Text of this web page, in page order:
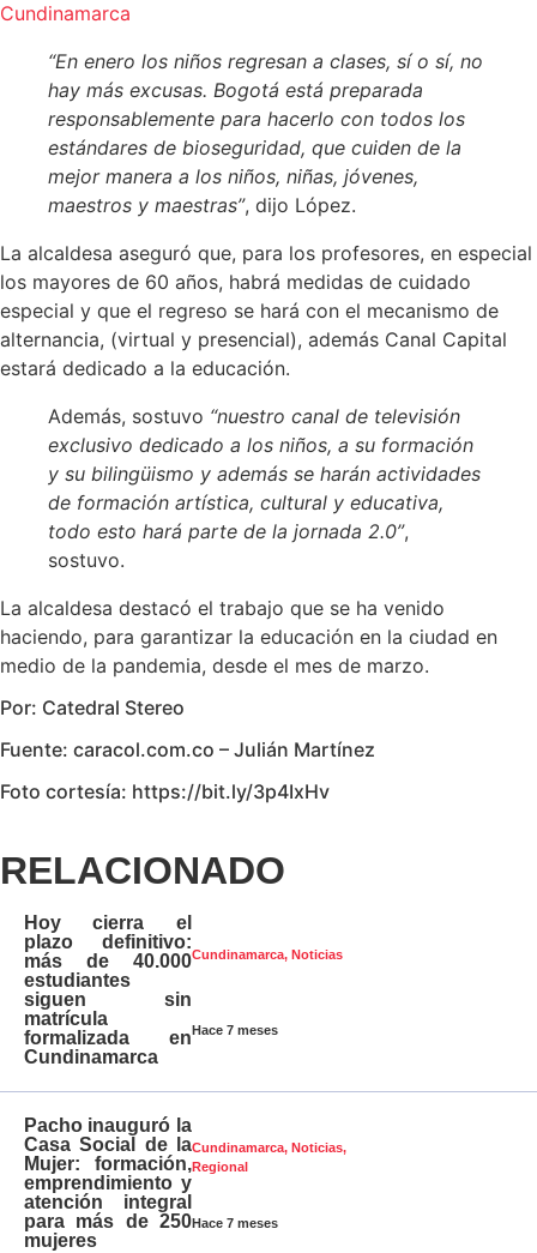
Cundinamarca
“En enero los niños regresan a clases, sí o sí, no
hay más excusas. Bogotá está preparada
responsablemente para hacerlo con todos los
estándares de bioseguridad, que cuiden de la
mejor manera a los niños, niñas, jóvenes,
maestros y maestras”, dijo López.
La alcaldesa aseguró que, para los profesores, en especial
los mayores de 60 años, habrá medidas de cuidado
especial y que el regreso se hará con el mecanismo de
alternancia, (virtual y presencial), además Canal Capital
estará dedicado a la educación.
Además, sostuvo “nuestro canal de televisión
exclusivo dedicado a los niños, a su formación
y su bilingüismo y además se harán actividades
de formación artística, cultural y educativa,
todo esto hará parte de la jornada 2.0”,
sostuvo.
La alcaldesa destacó el trabajo que se ha venido
haciendo, para garantizar la educación en la ciudad en
medio de la pandemia, desde el mes de marzo.
Por: Catedral Stereo
Fuente: caracol.com.co – Julián Martínez
Foto cortesía: https://bit.ly/3p4IxHv
RELACIONADO
Cundinamarca, Noticias
Hace 7 meses
Hoy cierra el
plazo definitivo:
más de 40.000
estudiantes
siguen sin
matrícula
formalizada en
Cundinamarca
Cundinamarca, Noticias,
Regional
Hace 7 meses
Pacho inauguró la
Casa Social de la
Mujer: formación,
emprendimiento y
atención integral
para más de 250
mujeres